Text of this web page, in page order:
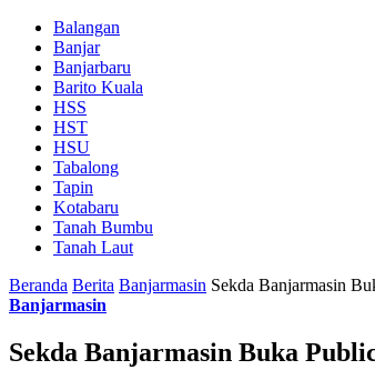
Balangan
Banjar
Banjarbaru
Barito Kuala
HSS
HST
HSU
Tabalong
Tapin
Kotabaru
Tanah Bumbu
Tanah Laut
Beranda Berita Banjarmasin Sekda Banjarmasin
Banjarmasin
Sekda Banjarmasin Buka